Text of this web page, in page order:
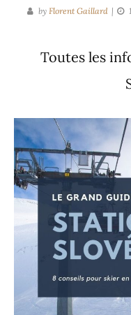
by Florent Gaillard
Toutes les